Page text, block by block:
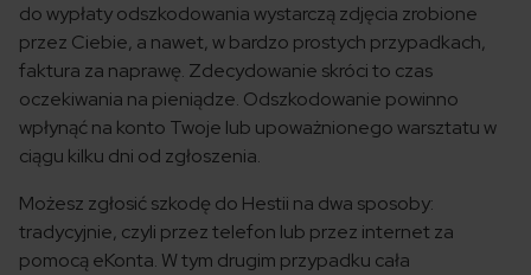
do wypłaty odszkodowania wystarczą zdjęcia zrobione
przez Ciebie, a nawet, w bardzo prostych przypadkach,
faktura za naprawę. Zdecydowanie skróci to czas
oczekiwania na pieniądze. Odszkodowanie powinno
wpłynąć na konto Twoje lub upoważnionego warsztatu w
ciągu kilku dni od zgłoszenia.
Możesz zgłosić szkodę do Hestii na dwa sposoby:
tradycyjnie, czyli przez telefon lub przez internet za
pomocą eKonta. W tym drugim przypadku cała